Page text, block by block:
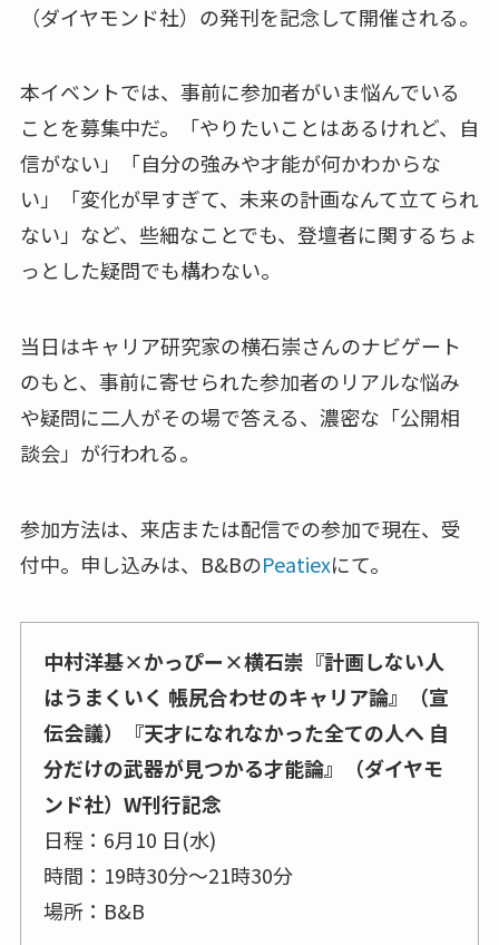
（ダイヤモンド社）の発刊を記念して開催される。
本イベントでは、事前に参加者がいま悩んでいる
ことを募集中だ。「やりたいことはあるけれど、自
信がない」「自分の強みや才能が何かわからな
い」「変化が早すぎて、未来の計画なんて立てられ
ない」など、些細なことでも、登壇者に関するちょ
っとした疑問でも構わない。
当日はキャリア研究家の横石崇さんのナビゲート
のもと、事前に寄せられた参加者のリアルな悩み
や疑問に二人がその場で答える、濃密な「公開相
談会」が行われる。
参加方法は、来店または配信での参加で現在、受
付中。申し込みは、B&BのPeatiexにて。
中村洋基×かっぴー×横石崇『計画しない人
はうまくいく 帳尻合わせのキャリア論』（宣
伝会議）『天才になれなかった全ての人へ 自
分だけの武器が見つかる才能論』（ダイヤモ
ンド社）W刊行記念
日程：6月10 日(水)
時間：19時30分～21時30分
場所：B&B